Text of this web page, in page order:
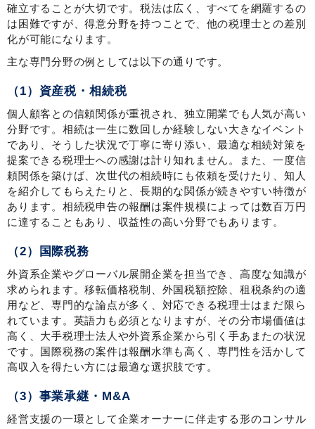
確立することが大切です。税法は広く、すべてを網羅するの
は困難ですが、得意分野を持つことで、他の税理士との差別
化が可能になります。
主な専門分野の例としては以下の通りです。
（1）資産税・相続税
個人顧客との信頼関係が重視され、独立開業でも人気が高い
分野です。相続は一生に数回しか経験しない大きなイベント
であり、そうした状況で丁寧に寄り添い、最適な相続対策を
提案できる税理士への感謝は計り知れません。また、一度信
頼関係を築けば、次世代の相続時にも依頼を受けたり、知人
を紹介してもらえたりと、長期的な関係が続きやすい特徴が
あります。相続税申告の報酬は案件規模によっては数百万円
に達することもあり、収益性の高い分野でもあります。
（2）国際税務
外資系企業やグローバル展開企業を担当でき、高度な知識が
求められます。移転価格税制、外国税額控除、租税条約の適
用など、専門的な論点が多く、対応できる税理士はまだ限ら
れています。英語力も必須となりますが、その分市場価値は
高く、大手税理士法人や外資系企業から引く手あまたの状況
です。国際税務の案件は報酬水準も高く、専門性を活かして
高収入を得たい方には最適な選択肢です。
（3）事業承継・M&A
経営支援の一環として企業オーナーに伴走する形のコンサル